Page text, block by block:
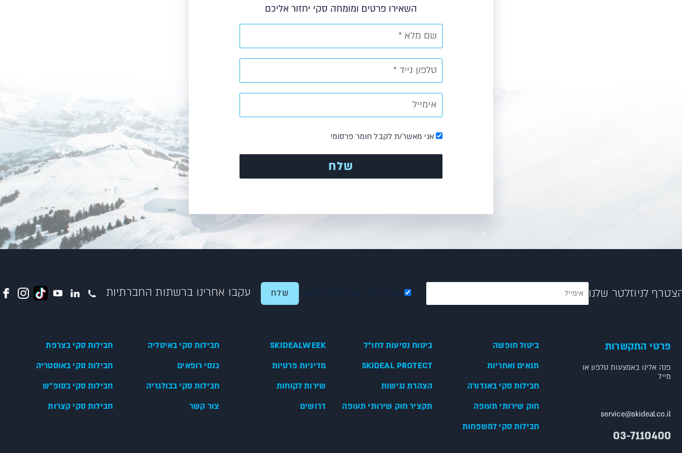
השאירו פרטים ומומחה סקי יחזור אליכם
אני מאשר/ת לקבל חומר פרסומי
לניוזלטר שלנו עקבו אחרינו ברשתות החברתיות
פרטי התקשרות
פנה אלינו באמצעות טלפון או
מייל
service@skideal.co.il
03-7110400
ביטול חופשה ביטוח נסיעות לחו"ל SKIDEALWEEK חבילות סקי באיטליה
חבילות סקי בצרפת
תנאים ואחריות
SKIDEAL PROTECT מדיניות פרטיות כנסי רופאים
חבילות סקי באוסטריה
חבילות סקי באנדורה
הצהרת נגישות שירות לקוחות חבילות סקי בבולגריה
חבילות סקי בסופ"ש
חוק שירותי תעופה
תקציר חוק שירותי תעופה דרושים צור קשר
חבילות סקי קצרות
חבילות סקי למשפחות